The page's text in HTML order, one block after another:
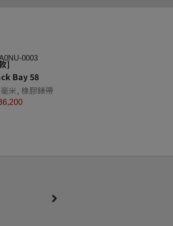
]
Bay 58
米, 橡膠錶帶